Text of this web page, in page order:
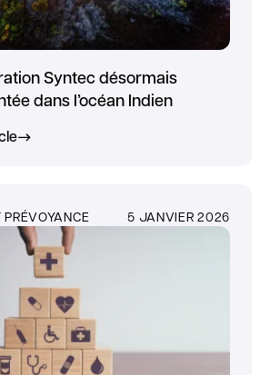
Syntec désormais
dans l’océan Indien
5 JANVIER 2026